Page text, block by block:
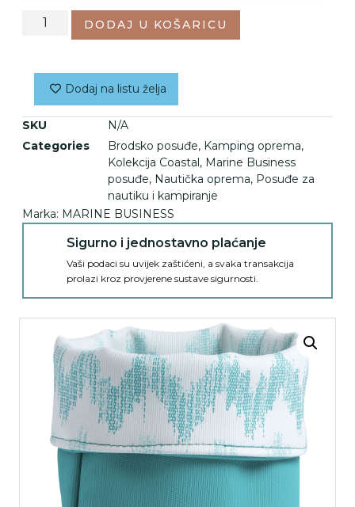
DODAJ U KOŠARICU
Dodaj na listu želja
SKU
N/A
Categories
Brodsko posuđe, Kamping oprema,
Kolekcija Coastal, Marine Business
posuđe, Nautička oprema, Posuđe za
nautiku i kampiranje
Marka: MARINE BUSINESS
Sigurno i jednostavno plaćanje
Vaši podaci su uvijek zaštićeni, a svaka transakcija
prolazi kroz provjerene sustave sigurnosti.